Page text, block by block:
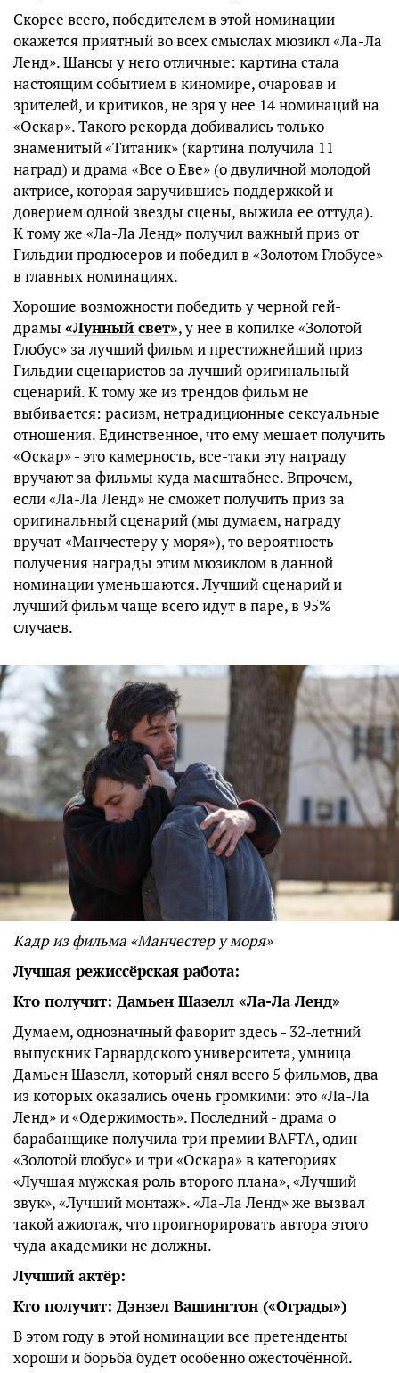
Скорее всего, победителем в этой номинации
окажется приятный во всех смыслах мюзикл «Ла-Ла
Ленд». Шансы у него отличные: картина стала
настоящим событием в киномире, очаровав и
зрителей, и критиков, не зря у нее 14 номинаций на
«Оскар». Такого рекорда добивались только
знаменитый «Титаник» (картина получила 11
наград) и драма «Все о Еве» (о двуличной молодой
актрисе, которая заручившись поддержкой и
доверием одной звезды сцены, выжила ее оттуда).
К тому же «Ла-Ла Ленд» получил важный приз от
Гильдии продюсеров и победил в «Золотом Глобусе»
в главных номинациях.
Хорошие возможности победить у черной гей-
драмы «Лунный свет», у нее в копилке «Золотой
Глобус» за лучший фильм и престижнейший приз
Гильдии сценаристов за лучший оригинальный
сценарий. К тому же из трендов фильм не
выбивается: расизм, нетрадиционные сексуальные
отношения. Единственное, что ему мешает получить
«Оскар» - это камерность, все-таки эту награду
вручают за фильмы куда масштабнее. Впрочем,
если «Ла-Ла Ленд» не сможет получить приз за
оригинальный сценарий (мы думаем, награду
вручат «Манчестеру у моря»), то вероятность
получения награды этим мюзиклом в данной
номинации уменьшаются. Лучший сценарий и
лучший фильм чаще всего идут в паре, в 95%
случаев.
Кадр из фильма «Манчестер у моря»
Лучшая режиссёрская работа:
Кто получит: Дамьен Шазелл «Ла-Ла Ленд»
Думаем, однозначный фаворит здесь - 32-летний
выпускник Гарвардского университета, умница
Дамьен Шазелл, который снял всего 5 фильмов, два
из которых оказались очень громкими: это «Ла-Ла
Ленд» и «Одержимость». Последний - драма о
барабанщике получила три премии BAFTA, один
«Золотой глобус» и три «Оскара» в категориях
«Лучшая мужская роль второго плана», «Лучший
звук», «Лучший монтаж». «Ла-Ла Ленд» же вызвал
такой ажиотаж, что проигнорировать автора этого
чуда академики не должны.
Лучший актёр:
Кто получит: Дэнзел Вашингтон («Ограды»)
В этом году в этой номинации все претенденты
хороши и борьба будет особенно ожесточённой.